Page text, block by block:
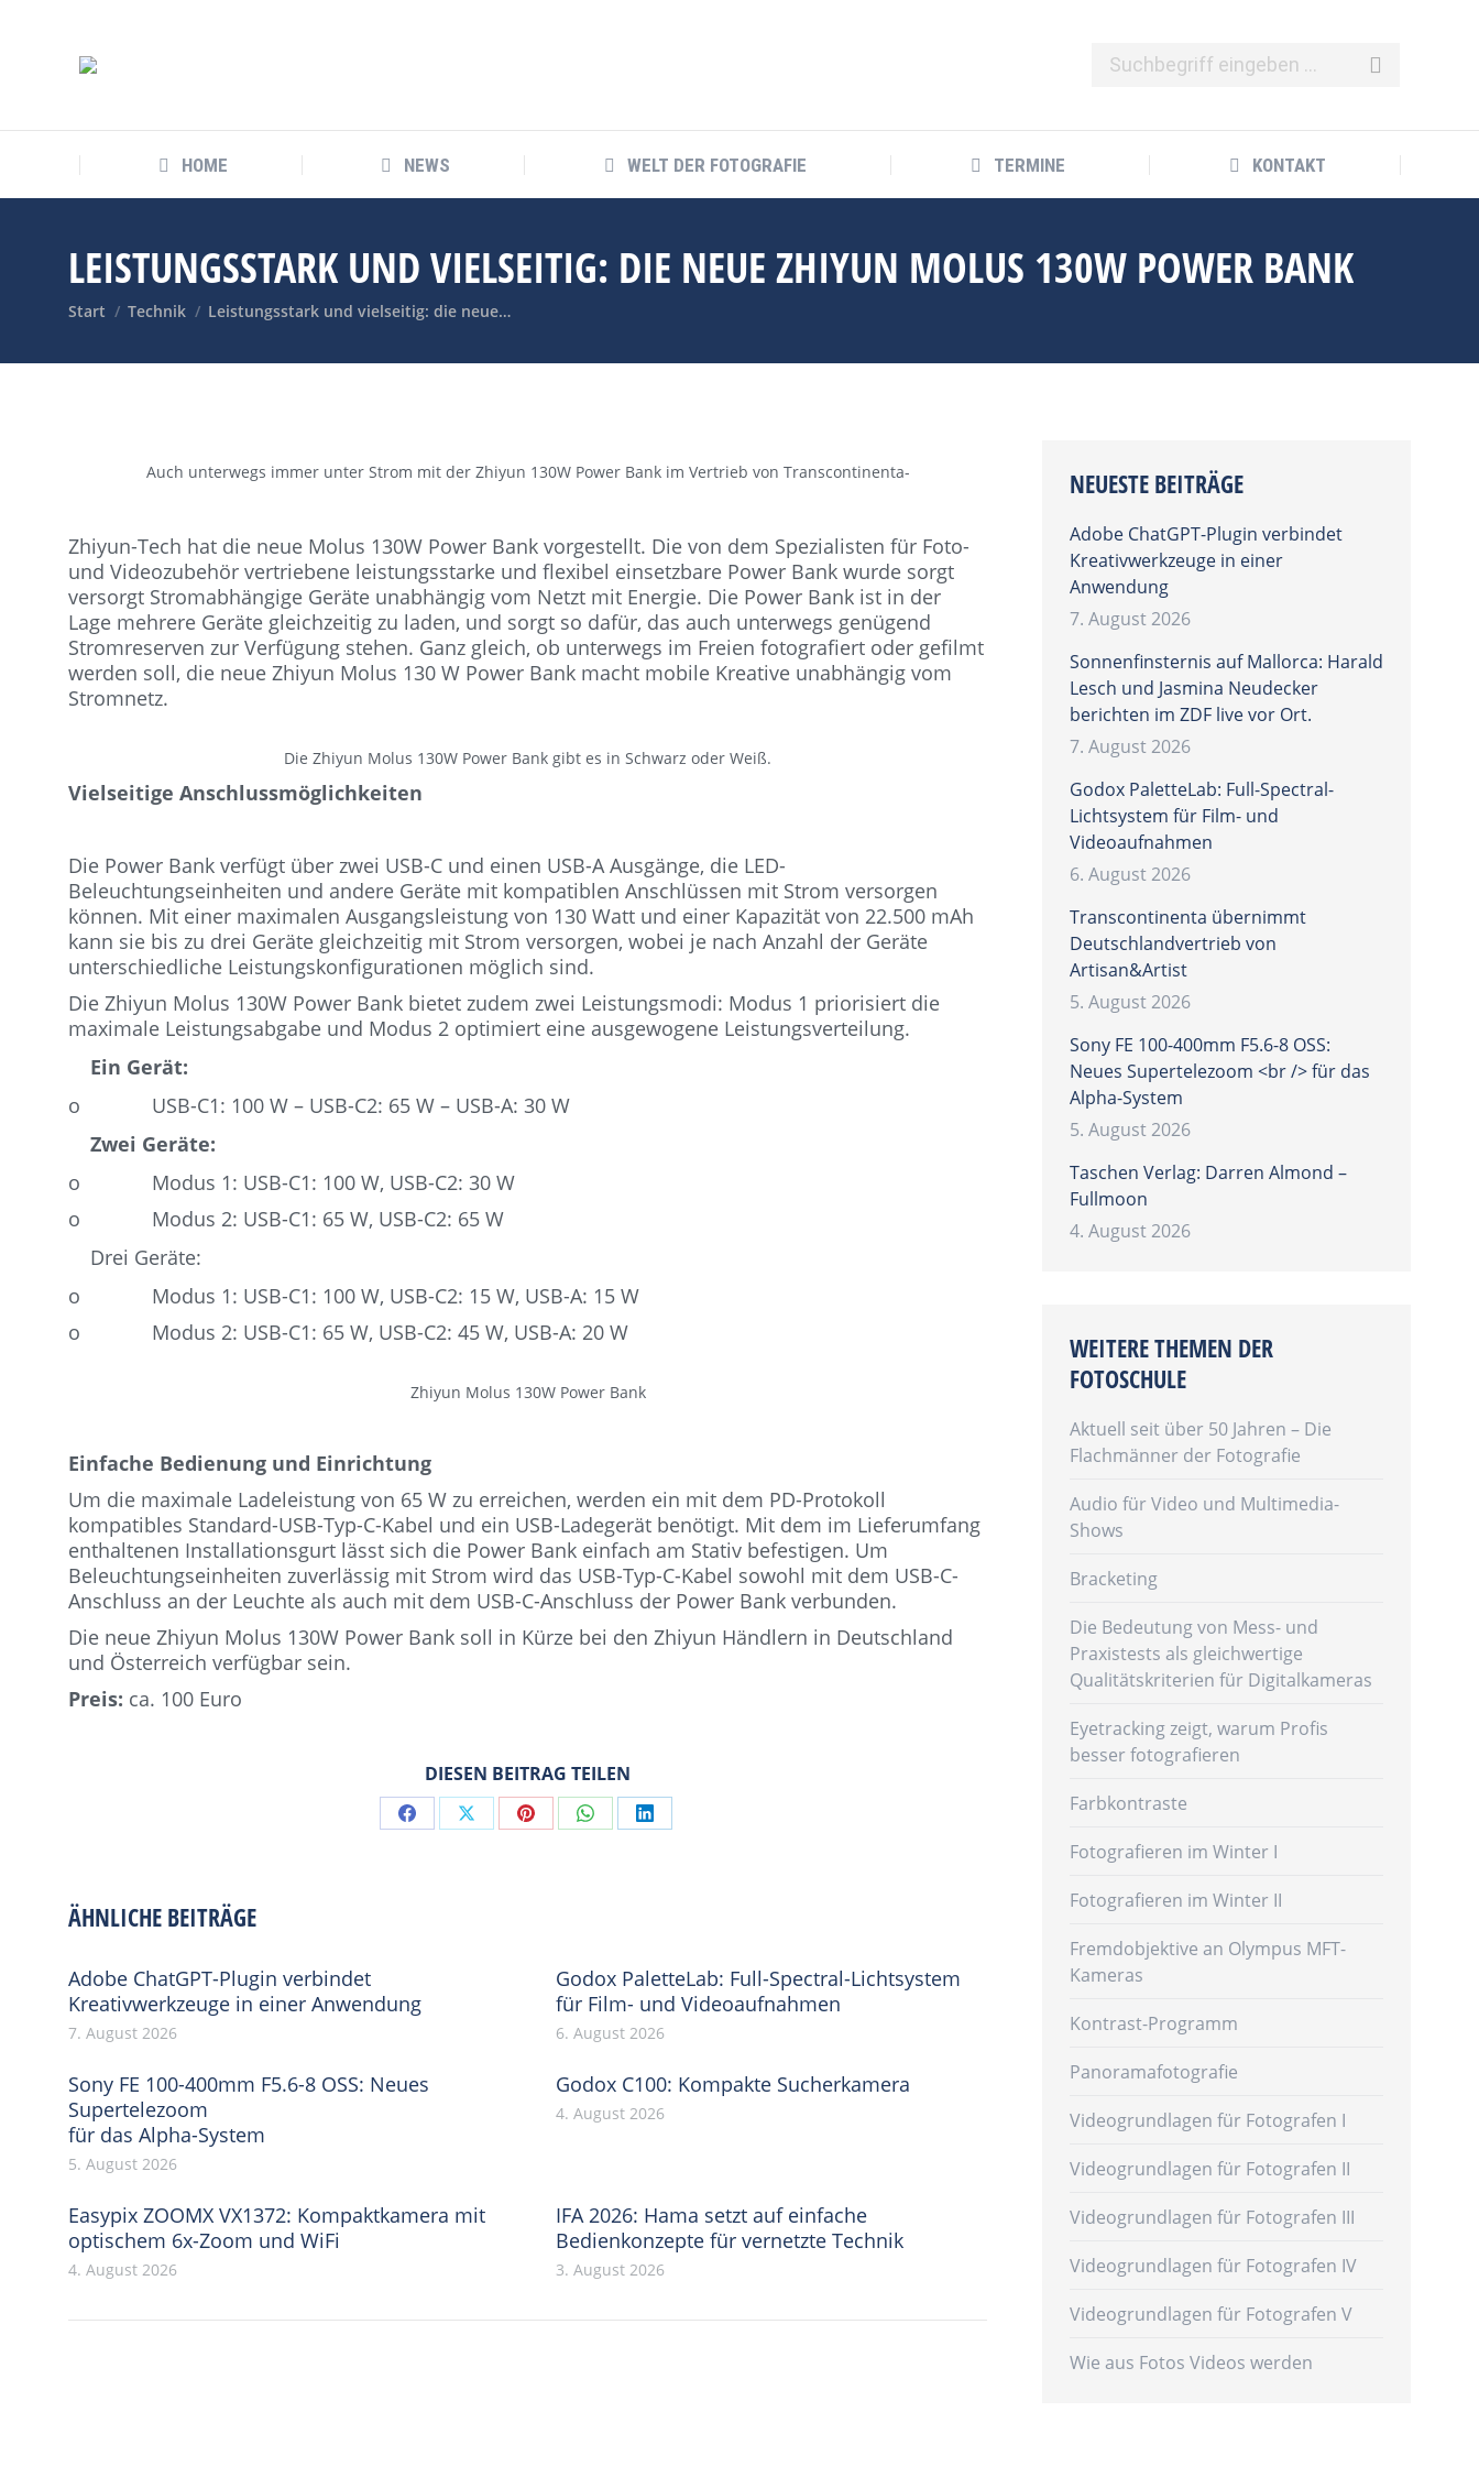
HOME NEWS WELT DER FOTOGRAFIE TERMINE KONTAKT
LEISTUNGSSTARK UND VIELSEITIG: DIE NEUE ZHIYUN MOLUS 130W POWER BANK
Sie befinden sich hier:
Start Technik Leistungsstark und vielseitig: die neue…
Auch unterwegs immer unter Strom mit der Zhiyun 130W Power Bank im Vertrieb von Transcontinenta-
Zhiyun-Tech hat die neue Molus 130W Power Bank vorgestellt. Die von dem Spezialisten für Foto-
und Videozubehör vertriebene leistungsstarke und flexibel einsetzbare Power Bank wurde sorgt
versorgt Stromabhängige Geräte unabhängig vom Netzt mit Energie. Die Power Bank ist in der
Lage mehrere Geräte gleichzeitig zu laden, und sorgt so dafür, das auch unterwegs genügend
Stromreserven zur Verfügung stehen. Ganz gleich, ob unterwegs im Freien fotografiert oder gefilmt
werden soll, die neue Zhiyun Molus 130 W Power Bank macht mobile Kreative unabhängig vom
Stromnetz.
Die Zhiyun Molus 130W Power Bank gibt es in Schwarz oder Weiß.
Vielseitige Anschlussmöglichkeiten
Die Power Bank verfügt über zwei USB-C und einen USB-A Ausgänge, die LED-
Beleuchtungseinheiten und andere Geräte mit kompatiblen Anschlüssen mit Strom versorgen
können. Mit einer maximalen Ausgangsleistung von 130 Watt und einer Kapazität von 22.500 mAh
kann sie bis zu drei Geräte gleichzeitig mit Strom versorgen, wobei je nach Anzahl der Geräte
unterschiedliche Leistungskonfigurationen möglich sind.
Die Zhiyun Molus 130W Power Bank bietet zudem zwei Leistungsmodi: Modus 1 priorisiert die
maximale Leistungsabgabe und Modus 2 optimiert eine ausgewogene Leistungsverteilung.
Ein Gerät:
o USB-C1: 100 W – USB-C2: 65 W – USB-A: 30 W
Zwei Geräte:
o Modus 1: USB-C1: 100 W, USB-C2: 30 W
o Modus 2: USB-C1: 65 W, USB-C2: 65 W
Drei Geräte:
o Modus 1: USB-C1: 100 W, USB-C2: 15 W, USB-A: 15 W
o Modus 2: USB-C1: 65 W, USB-C2: 45 W, USB-A: 20 W
Zhiyun Molus 130W Power Bank
Einfache Bedienung und Einrichtung
Um die maximale Ladeleistung von 65 W zu erreichen, werden ein mit dem PD-Protokoll
kompatibles Standard-USB-Typ-C-Kabel und ein USB-Ladegerät benötigt. Mit dem im Lieferumfang
enthaltenen Installationsgurt lässt sich die Power Bank einfach am Stativ befestigen. Um
Beleuchtungseinheiten zuverlässig mit Strom wird das USB-Typ-C-Kabel sowohl mit dem USB-C-
Anschluss an der Leuchte als auch mit dem USB-C-Anschluss der Power Bank verbunden.
Die neue Zhiyun Molus 130W Power Bank soll in Kürze bei den Zhiyun Händlern in Deutschland
und Österreich verfügbar sein.
Preis: ca. 100 Euro
DIESEN BEITRAG TEILEN
Share Share Share Share Share
ÄHNLICHE BEITRÄGE
Adobe ChatGPT-Plugin verbindet
Kreativwerkzeuge in einer Anwendung
7. August 2026
Godox PaletteLab: Full-Spectral-Lichtsystem
für Film- und Videoaufnahmen
6. August 2026
Sony FE 100-400mm F5.6-8 OSS: Neues
Supertelezoom
für das Alpha-System
5. August 2026
Godox C100: Kompakte Sucherkamera
4. August 2026
Easypix ZOOMX VX1372: Kompaktkamera mit
optischem 6x-Zoom und WiFi
4. August 2026
IFA 2026: Hama setzt auf einfache
Bedienkonzepte für vernetzte Technik
3. August 2026
NEUESTE BEITRÄGE
Adobe ChatGPT-Plugin verbindet
Kreativwerkzeuge in einer
Anwendung
7. August 2026
Sonnenfinsternis auf Mallorca: Harald
Lesch und Jasmina Neudecker
berichten im ZDF live vor Ort.
7. August 2026
Godox PaletteLab: Full-Spectral-
Lichtsystem für Film- und
Videoaufnahmen
6. August 2026
Transcontinenta übernimmt
Deutschlandvertrieb von
Artisan&Artist
5. August 2026
Sony FE 100-400mm F5.6-8 OSS:
Neues Supertelezoom <br /> für das
Alpha-System
5. August 2026
Taschen Verlag: Darren Almond –
Fullmoon
4. August 2026
WEITERE THEMEN DER
FOTOSCHULE
Aktuell seit über 50 Jahren – Die
Flachmänner der Fotografie
Audio für Video und Multimedia-
Shows
Bracketing
Die Bedeutung von Mess- und
Praxistests als gleichwertige
Qualitätskriterien für Digitalkameras
Eyetracking zeigt, warum Profis
besser fotografieren
Farbkontraste
Fotografieren im Winter I
Fotografieren im Winter II
Fremdobjektive an Olympus MFT-
Kameras
Kontrast-Programm
Panoramafotografie
Videogrundlagen für Fotografen I
Videogrundlagen für Fotografen II
Videogrundlagen für Fotografen III
Videogrundlagen für Fotografen IV
Videogrundlagen für Fotografen V
Wie aus Fotos Videos werden